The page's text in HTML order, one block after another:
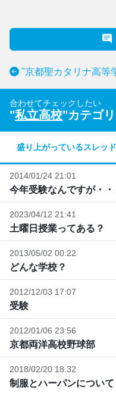
"京都聖カタリナ高等
合わせてチェックしたい
"私立高校"カテゴ
盛り上がっているスレッド
2014/01/24 21:01
今年受験なんですが・・
2023/04/12 21:41
土曜日授業ってある？
2013/05/02 00:22
どんな学校？
2012/12/03 17:07
受験
2012/01/06 23:56
京都両洋高校野球部
2018/02/20 18:32
制服とハーパンについて